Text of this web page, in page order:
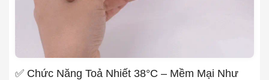
✅ Chức Năng Toả Nhiết 38°C – Mềm Mại Như